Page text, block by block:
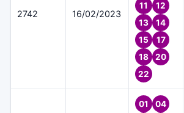
2742 16/02/2023
11
12
13
14
15
17
18
20
22
01 04